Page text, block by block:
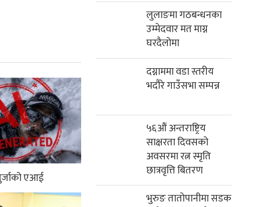
एआई
लुलाङमा गठबन्धनका
उम्मेदवार मत माग्न
घरदैलोमा
दग्नाममा वडा स्तरीय
भदौरे गाउँसभा सम्पन्न
५६औं अन्तराष्ट्रिय
साक्षरता दिवसको
अवसरमा रत्न स्मृति
छात्रवृत्ति बितरण
भुरुङ तातोपानीमा सडक